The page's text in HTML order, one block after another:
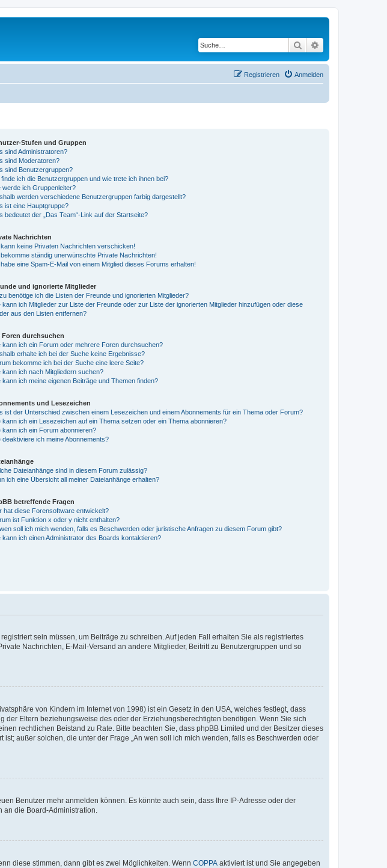
Suche
Anmelden
Registrieren
Stufen und Gruppen
sind Administratoren?
sind Moderatoren?
sind Benutzergruppen?
finde ich die Benutzergruppen und wie trete ich ihnen bei?
werde ich Gruppenleiter?
werden verschiedene Benutzergruppen farbig dargestellt?
ist eine Hauptgruppe?
bedeutet der „Das Team“-Link auf der Startseite?
Nachrichten
keine Privaten Nachrichten verschicken!
ständig unerwünschte Private Nachrichten!
eine Spam-E-Mail von einem Mitglied dieses Forums erhalten!
und ignorierte Mitglieder
benötige ich die Listen der Freunde und ignorierten Mitglieder?
kann ich Mitglieder zur Liste der Freunde oder zur Liste der ignorierten Mitglieder hinzufügen oder diese
aus den Listen entfernen?
Foren durchsuchen
kann ich ein Forum oder mehrere Foren durchsuchen?
erhalte ich bei der Suche keine Ergebnisse?
bekomme ich bei der Suche eine leere Seite?
kann ich nach Mitgliedern suchen?
kann ich meine eigenen Beiträge und Themen finden?
und Lesezeichen
ist der Unterschied zwischen einem Lesezeichen und einem Abonnements für ein Thema oder Forum?
kann ich ein Lesezeichen auf ein Thema setzen oder ein Thema abonnieren?
kann ich ein Forum abonnieren?
deaktiviere ich meine Abonnements?
Dateianhänge sind in diesem Forum zulässig?
ich eine Übersicht all meiner Dateianhänge erhalten?
betreffende Fragen
hat diese Forensoftware entwickelt?
ist Funktion x oder y nicht enthalten?
soll ich mich wenden, falls es Beschwerden oder juristische Anfragen zu diesem Forum gibt?
kann ich einen Administrator des Boards kontaktieren?
sein müssen, um Beiträge zu schreiben. Auf jeden Fall erhalten Sie als registriertes
Nachrichten, E-Mail-Versand an andere Mitglieder, Beitritt zu Benutzergruppen und so
von Kindern im Internet von 1998) ist ein Gesetz in den USA, welches festlegt, dass
Eltern beziehungsweise des oder der Erziehungsberechtigten benötigen. Wenn Sie sich
rechtlichen Beistand zu Rate. Bitte beachten Sie, dass phpBB Limited und der Besitzer dieses
außer solchen, die unter der Frage „An wen soll ich mich wenden, falls es Beschwerden oder
Benutzer mehr anmelden können. Es könnte auch sein, dass Ihre IP-Adresse oder der
an die Board-Administration.
diese stimmen, dann gibt es zwei Möglichkeiten. Wenn COPPA aktiviert ist und Sie angegeben